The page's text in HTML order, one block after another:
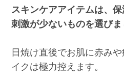
スキンケアアイテムは、
刺激が少ないものを選びま
日焼け直後でお肌に赤み
イクは極力控えます。